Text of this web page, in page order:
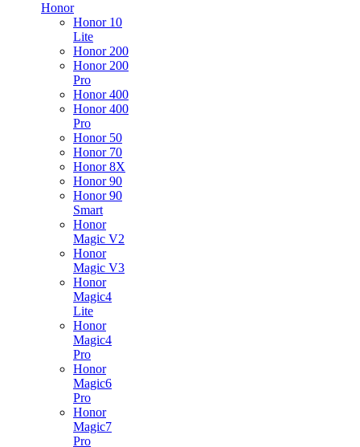
Honor
Honor 10
Lite
Honor 200
Honor 200
Pro
Honor 400
Honor 400
Pro
Honor 50
Honor 70
Honor 8X
Honor 90
Honor 90
Smart
Honor
Magic V2
Honor
Magic V3
Honor
Magic4
Lite
Honor
Magic4
Pro
Honor
Magic6
Pro
Honor
Magic7
Pro